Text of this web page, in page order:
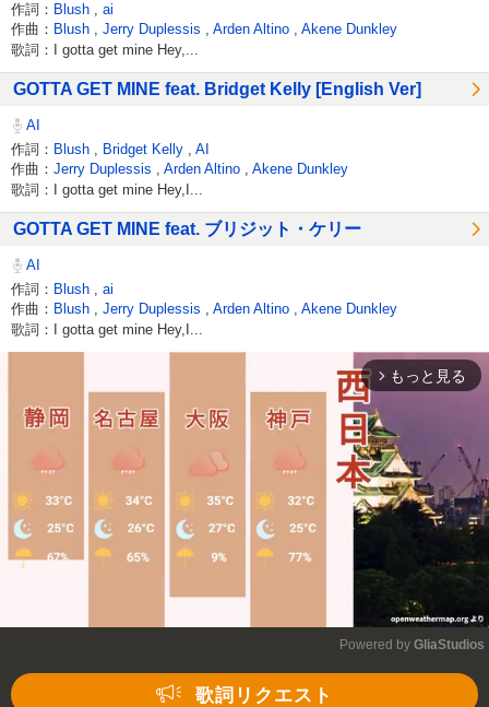
作詞： Blush
ai
作曲： Blush Jerry Duplessis Arden Altino Akene Dunkley
歌詞：I gotta get mine Hey,...
GOTTA GET MINE feat. Bridget Kelly [English Ver]
AI
作詞： Blush Bridget Kelly
AI
作曲： Jerry Duplessis Arden Altino Akene Dunkley
歌詞：I gotta get mine Hey,I...
GOTTA GET MINE feat. ブリジット・ケリー
AI
作詞： Blush
ai
作曲： Blush Jerry Duplessis Arden Altino Akene Dunkley
歌詞：I gotta get mine Hey,I...
arrow_forward_ios もっと見る
Powered by GliaStudios
歌詞リクエスト